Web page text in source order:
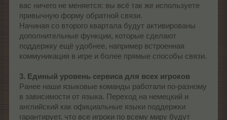
вас ничего не меняется: вы всё так же используете
привычную форму обратной связи.
Начиная со второго квартала будут активированы
дополнительные функции, которые сделают
поддержку ещё удобнее, например встроенная
коммуникация в игре и более прямые способы связи.
3. Единый уровень сервиса для всех игроков
Ранее наши языковые команды работали по-разному
в зависимости от языка. Переход на немецкий и
английский как официальные языки поддержки
гарантирует, что все игроки по всему миру будут